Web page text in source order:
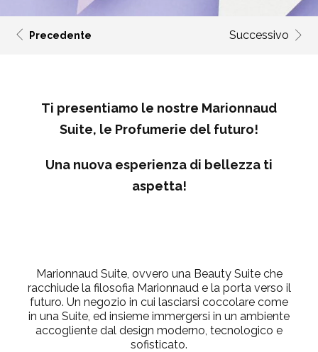
Precedente Successivo
Ti presentiamo le nostre Marionnaud
Suite, le Profumerie del futuro!
Una nuova esperienza di bellezza ti
aspetta!
Marionnaud Suite, ovvero una Beauty Suite che
racchiude la filosofia Marionnaud e la porta verso il
futuro. Un negozio in cui lasciarsi coccolare come
in una Suite, ed insieme immergersi in un ambiente
accogliente dal design moderno, tecnologico e
sofisticato.